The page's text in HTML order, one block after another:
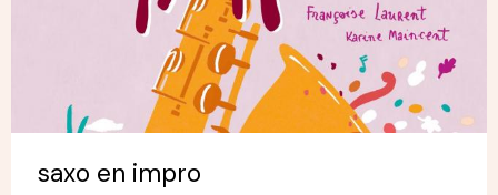
saxo en impro